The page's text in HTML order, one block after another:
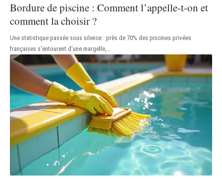
Bordure de piscine : Comment l’appelle-t-on et
comment la choisir ?
Une statistique passée sous silence : près de 70% des piscines privées
françaises s'entourent d'une margelle,…